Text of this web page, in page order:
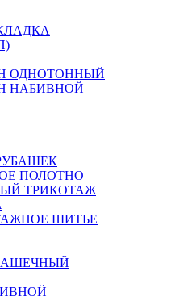
ОДНОТОННЫЙ
НАБИВНОЙ
ПОЛОТНО
ТРИКОТАЖ
ШИТЬЕ